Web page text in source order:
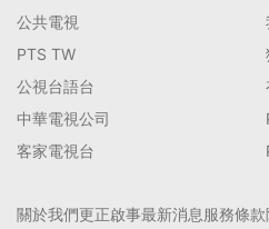
公共電視
PTS TW
公視台語台
中華電視公司
客家電視台
關於我們更正啟事最新消息服務條款